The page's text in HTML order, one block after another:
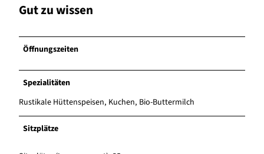
Gut zu wissen
Öffnungszeiten
Spezialitäten
Rustikale Hüttenspeisen, Kuchen, Bio-Buttermilch
Sitzplätze